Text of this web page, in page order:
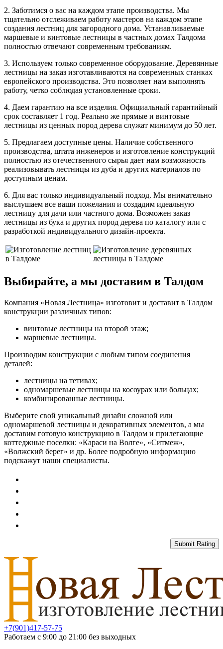
2. Заботимся о вас на каждом этапе производства. Мы
тщательно отслеживаем работу мастеров на каждом этапе
создания лестниц для загородного дома. Устанавливаемые
маршевые и винтовые лестницы в частных домах Талдома
полностью отвечают современным требованиям.
3. Используем только современное оборудование. Деревянные
лестницы на заказ изготавливаются на современных станках
европейского производства. Это позволяет нам выполнять
работу, четко соблюдая установленные сроки.
4. Даем гарантию на все изделия. Официальный гарантийный
срок составляет 1 год. Реально же прямые и винтовые
лестницы из ценных пород дерева служат минимум до 50 лет.
5. Предлагаем доступные цены. Наличие собственного
производства, штата инженеров и изготовление конструкций
полностью из отечественного сырья дает нам возможность
реализовывать лестницы из дуба и других материалов по
доступным ценам.
6. Для вас только индивидуальный подход. Мы внимательно
выслушаем все ваши пожелания и создадим идеальную
лестницу для дачи или частного дома. Возможен заказ
лестницы из бука и других пород дерева по каталогу или с
разработкой индивидуального дизайн-проекта.
Выбирайте, а мы доставим в Талдом
Компания «Новая Лестница» изготовит и доставит в Талдом
конструкции различных типов:
винтовые лестницы на второй этаж;
маршевые лестницы.
Производим конструкции с любым типом соединения
деталей:
лестницы на тетивах;
одномаршевые лестницы на косоурах или больцах;
комбинированные лестницы.
Выберите свой уникальный дизайн сложной или
одномаршевой лестницы и декоративных элементов, а мы
доставим готовую конструкцию в Талдом и прилегающие
коттеджные поселки: «Караси на Волге», «Ситмеж»,
«Волжский берег» и др. Более подробную информацию
подскажут наши специалисты.
Submit Rating
+7(901)417-57-75
Работаем с 9:00 до 21:00 без выходных